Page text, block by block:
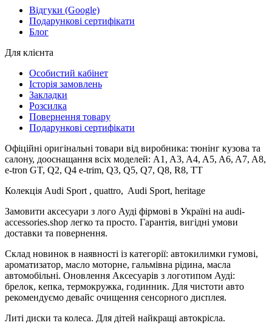
Відгуки (Google)
Подарункові сертифікати
Блог
Для клієнта
Особистий кабінет
Історія замовлень
Закладки
Розсилка
Повернення товару
Подарункові сертифікати
Офіційні оригінальні товари від виробника: тюнінг кузова та
салону, дооснащання всіх моделей: A1, A3, A4, A5, A6, A7, A8,
e-tron GT, Q2, Q4 e-trim, Q3, Q5, Q7, Q8, R8, TT
Колекція Audi Sport , quattro, Audi Sport, heritage
Замовити аксесуари з лого Ауді фірмові в Україні на audi-
accessories.shop легко та просто. Гарантія, вигідні умови
доставки та повернення.
Склад новинок в наявності із категорії: автокилимки гумові,
ароматизатор, масло моторне, гальмівна рідина, масла
автомобільні. Оновлення Аксесуарів з логотипом Ауді:
брелок, кепка, термокружка, годинник. Для чистоти авто
рекомендуємо девайс очищення сенсорного дисплея.
Литі диски та колеса. Для дітей найкращі автокрісла.